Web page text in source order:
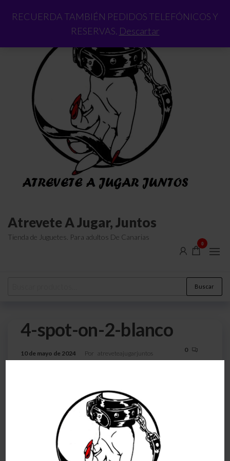
RECUERDA TAMBIÉN PEDIDOS TELEFÓNICOS Y
RESERVAS. Descartar
Atrevete A Jugar, Juntos
Tienda de Juguetes. Para adultos De Canarias
0
Buscar
4-spot-on-2-blanco
10 de mayo de 2024 Por atreveteajugarjuntos 0